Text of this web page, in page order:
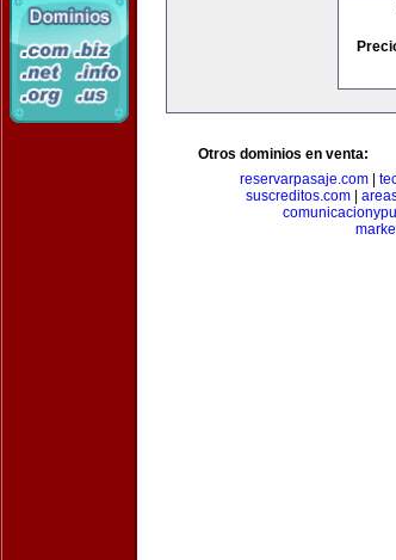
Otros dominios en venta:
reservarpasaje.com
suscreditos.com